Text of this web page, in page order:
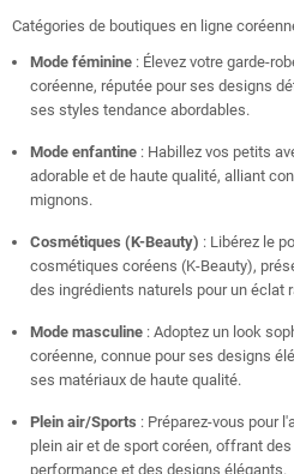
Catégories de boutiques en ligne
Mode féminine : Élevez votre garde-
coréenne, réputée pour ses designs
ses styles tendance abordables.
Mode enfantine : Habillez vos petits
adorable et de haute qualité, alliant
mignons.
Cosmétiques (K-Beauty) : Libérez le
cosmétiques coréens (K-Beauty),
des ingrédients naturels pour un éclat
Mode masculine : Adoptez un look
coréenne, connue pour ses designs
ses matériaux de haute qualité.
Plein air/Sports : Préparez-vous pour
plein air et de sport coréen, offrant
performance et des designs élégants.